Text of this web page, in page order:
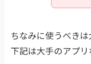
ちなみに使うべきは
下記は大手のアプリ